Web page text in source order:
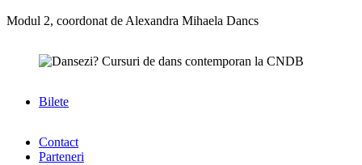
Modul 2, coordonat de Alexandra Mihaela Dancs
Bilete
Contact
Parteneri